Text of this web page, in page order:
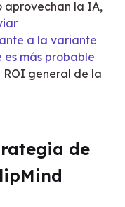
aprovechan la IA,
a la variante
más probable
ROI general de la
de